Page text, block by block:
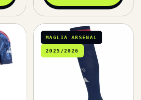
MAGLIA ARSENAL
2025/2026